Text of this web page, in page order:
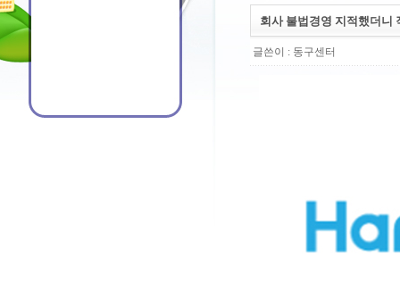
회사 불법경영 지적했더니
글쓴이 : 동구센터